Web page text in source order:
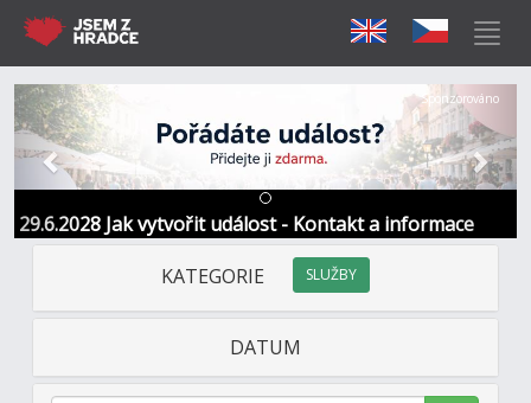
29.6.2028 Jak vytvořit událost - Kontakt a informace
Předchozí Další
Sponzorováno
KATEGORIE SLUŽBY
DATUM